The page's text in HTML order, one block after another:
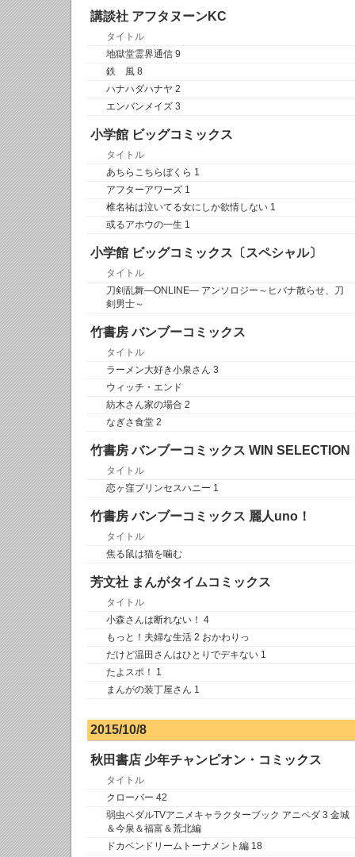
講談社 アフタヌーンKC
タイトル
地獄堂霊界通信 9
鉄 風 8
ハナハダハナヤ 2
エンバンメイズ 3
小学館 ビッグコミックス
タイトル
あちらこちらぼくら 1
アフターアワーズ 1
椎名祐は泣いてる女にしか欲情しない 1
或るアホウの一生 1
小学館 ビッグコミックス〔スペシャル〕
タイトル
刀剣乱舞―ONLINE― アンソロジー～ヒバナ散らせ、刀
剣男士～
竹書房 バンブーコミックス
タイトル
ラーメン大好き小泉さん 3
ウィッチ・エンド
紡木さん家の場合 2
なぎさ食堂 2
竹書房 バンブーコミックス WIN SELECTION
タイトル
恋ヶ窪プリンセスハニー 1
竹書房 バンブーコミックス 麗人uno！
タイトル
焦る鼠は猫を噛む
芳文社 まんがタイムコミックス
タイトル
小森さんは断れない！ 4
もっと！夫婦な生活 2 おかわりっ
だけど温田さんはひとりでデキない 1
たよスポ！ 1
まんがの装丁屋さん 1
2015/10/8
秋田書店 少年チャンピオン・コミックス
タイトル
クローバー 42
弱虫ペダルTVアニメキャラクターブック アニペダ 3 金城
＆今泉＆福富＆荒北編
ドカベンドリームトーナメント編 18